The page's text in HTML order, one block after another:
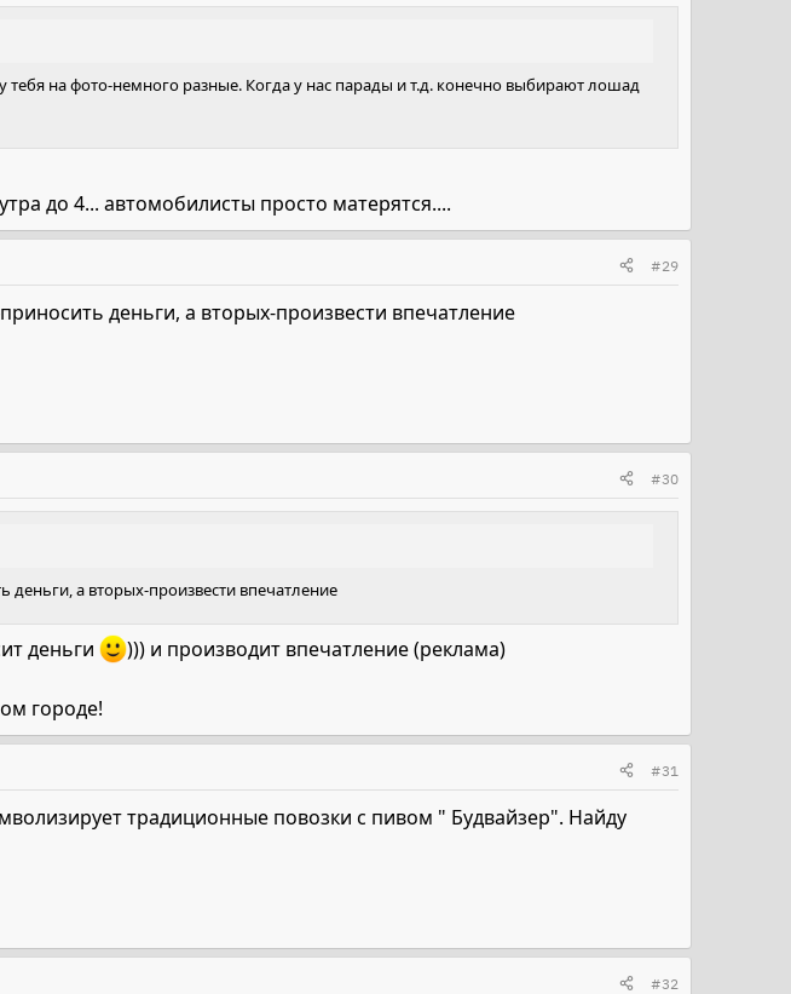
на фото-немного разные. Когда у нас парады и т.д. конечно выбирают лошад
до 4... автомобилисты просто матерятся....
#29
деньги, а вторых-произвести впечатление
#30
а вторых-произвести впечатление
деньги ))) и производит впечатление (реклама)
городе!
#31
традиционные повозки с пивом " Будвайзер". Найду
#32